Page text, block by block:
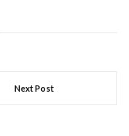
Next Post